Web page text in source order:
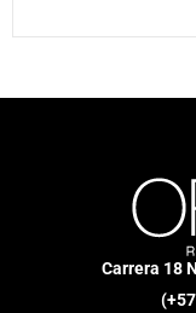
Carrera 18